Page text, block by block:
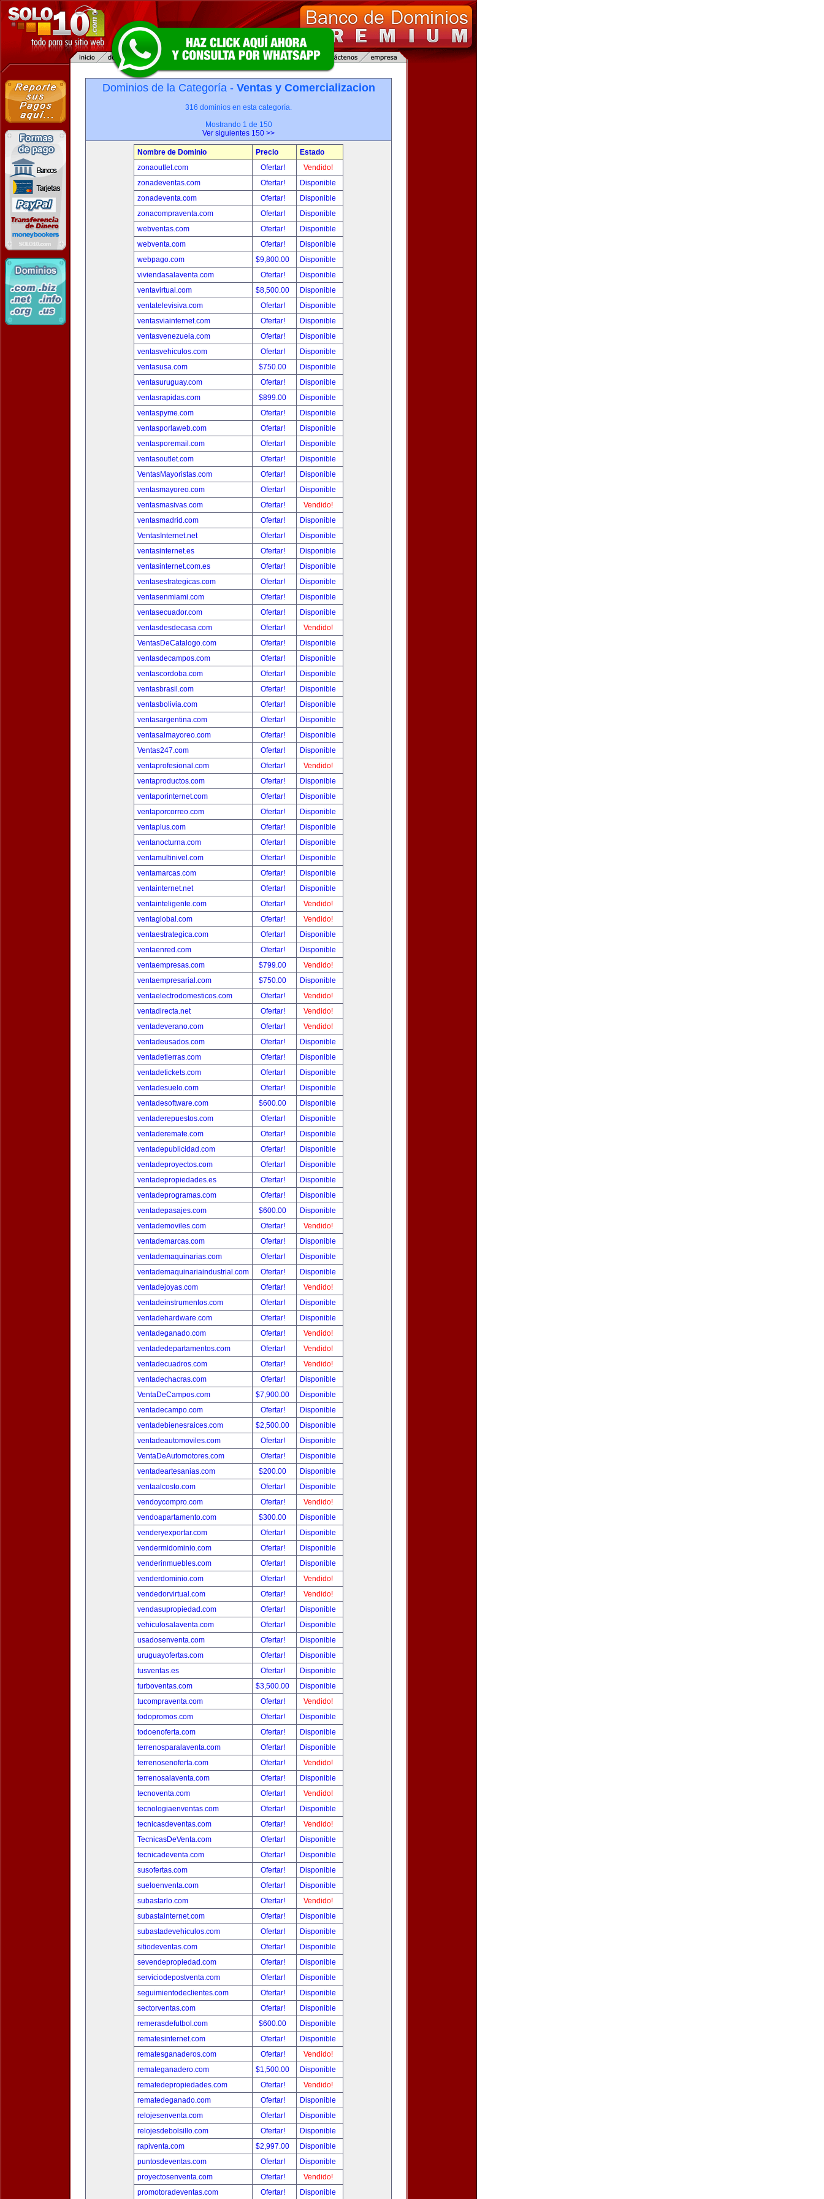
Dominios de la Categoría - Ventas y Comercializacion
316 dominios en esta categoría.
Mostrando 1 de 150
Ver siguientes 150 >>
Nombre de Dominio Precio
Estado
zonaoutlet.com
Ofertar!
Vendido!
zonadeventas.com
Ofertar!
Disponible
zonadeventa.com
Ofertar!
Disponible
zonacompraventa.com
Ofertar!
Disponible
webventas.com
Ofertar!
Disponible
webventa.com
Ofertar!
Disponible
webpago.com
$9,800.00
Disponible
viviendasalaventa.com
Ofertar!
Disponible
ventavirtual.com
$8,500.00
Disponible
ventatelevisiva.com
Ofertar!
Disponible
ventasviainternet.com
Ofertar!
Disponible
ventasvenezuela.com
Ofertar!
Disponible
ventasvehiculos.com
Ofertar!
Disponible
ventasusa.com
$750.00
Disponible
ventasuruguay.com
Ofertar!
Disponible
ventasrapidas.com
$899.00
Disponible
ventaspyme.com
Ofertar!
Disponible
ventasporlaweb.com
Ofertar!
Disponible
ventasporemail.com
Ofertar!
Disponible
ventasoutlet.com
Ofertar!
Disponible
VentasMayoristas.com
Ofertar!
Disponible
ventasmayoreo.com
Ofertar!
Disponible
ventasmasivas.com
Ofertar!
Vendido!
ventasmadrid.com
Ofertar!
Disponible
VentasInternet.net
Ofertar!
Disponible
ventasinternet.es
Ofertar!
Disponible
ventasinternet.com.es
Ofertar!
Disponible
ventasestrategicas.com
Ofertar!
Disponible
ventasenmiami.com
Ofertar!
Disponible
ventasecuador.com
Ofertar!
Disponible
ventasdesdecasa.com
Ofertar!
Vendido!
VentasDeCatalogo.com
Ofertar!
Disponible
ventasdecampos.com
Ofertar!
Disponible
ventascordoba.com
Ofertar!
Disponible
ventasbrasil.com
Ofertar!
Disponible
ventasbolivia.com
Ofertar!
Disponible
ventasargentina.com
Ofertar!
Disponible
ventasalmayoreo.com
Ofertar!
Disponible
Ventas247.com
Ofertar!
Disponible
ventaprofesional.com
Ofertar!
Vendido!
ventaproductos.com
Ofertar!
Disponible
ventaporinternet.com
Ofertar!
Disponible
ventaporcorreo.com
Ofertar!
Disponible
ventaplus.com
Ofertar!
Disponible
ventanocturna.com
Ofertar!
Disponible
ventamultinivel.com
Ofertar!
Disponible
ventamarcas.com
Ofertar!
Disponible
ventainternet.net
Ofertar!
Disponible
ventainteligente.com
Ofertar!
Vendido!
ventaglobal.com
Ofertar!
Vendido!
ventaestrategica.com
Ofertar!
Disponible
ventaenred.com
Ofertar!
Disponible
ventaempresas.com
$799.00
Vendido!
ventaempresarial.com
$750.00
Disponible
ventaelectrodomesticos.com
Ofertar!
Vendido!
ventadirecta.net
Ofertar!
Vendido!
ventadeverano.com
Ofertar!
Vendido!
ventadeusados.com
Ofertar!
Disponible
ventadetierras.com
Ofertar!
Disponible
ventadetickets.com
Ofertar!
Disponible
ventadesuelo.com
Ofertar!
Disponible
ventadesoftware.com
$600.00
Disponible
ventaderepuestos.com
Ofertar!
Disponible
ventaderemate.com
Ofertar!
Disponible
ventadepublicidad.com
Ofertar!
Disponible
ventadeproyectos.com
Ofertar!
Disponible
ventadepropiedades.es
Ofertar!
Disponible
ventadeprogramas.com
Ofertar!
Disponible
ventadepasajes.com
$600.00
Disponible
ventademoviles.com
Ofertar!
Vendido!
ventademarcas.com
Ofertar!
Disponible
ventademaquinarias.com
Ofertar!
Disponible
ventademaquinariaindustrial.com
Ofertar!
Disponible
ventadejoyas.com
Ofertar!
Vendido!
ventadeinstrumentos.com
Ofertar!
Disponible
ventadehardware.com
Ofertar!
Disponible
ventadeganado.com
Ofertar!
Vendido!
ventadedepartamentos.com
Ofertar!
Vendido!
ventadecuadros.com
Ofertar!
Vendido!
ventadechacras.com
Ofertar!
Disponible
VentaDeCampos.com
$7,900.00
Disponible
ventadecampo.com
Ofertar!
Disponible
ventadebienesraices.com
$2,500.00
Disponible
ventadeautomoviles.com
Ofertar!
Disponible
VentaDeAutomotores.com
Ofertar!
Disponible
ventadeartesanias.com
$200.00
Disponible
ventaalcosto.com
Ofertar!
Disponible
vendoycompro.com
Ofertar!
Vendido!
vendoapartamento.com
$300.00
Disponible
venderyexportar.com
Ofertar!
Disponible
vendermidominio.com
Ofertar!
Disponible
venderinmuebles.com
Ofertar!
Disponible
venderdominio.com
Ofertar!
Vendido!
vendedorvirtual.com
Ofertar!
Vendido!
vendasupropiedad.com
Ofertar!
Disponible
vehiculosalaventa.com
Ofertar!
Disponible
usadosenventa.com
Ofertar!
Disponible
uruguayofertas.com
Ofertar!
Disponible
tusventas.es
Ofertar!
Disponible
turboventas.com
$3,500.00
Disponible
tucompraventa.com
Ofertar!
Vendido!
todopromos.com
Ofertar!
Disponible
todoenoferta.com
Ofertar!
Disponible
terrenosparalaventa.com
Ofertar!
Disponible
terrenosenoferta.com
Ofertar!
Vendido!
terrenosalaventa.com
Ofertar!
Disponible
tecnoventa.com
Ofertar!
Vendido!
tecnologiaenventas.com
Ofertar!
Disponible
tecnicasdeventas.com
Ofertar!
Vendido!
TecnicasDeVenta.com
Ofertar!
Disponible
tecnicadeventa.com
Ofertar!
Disponible
susofertas.com
Ofertar!
Disponible
sueloenventa.com
Ofertar!
Disponible
subastarlo.com
Ofertar!
Vendido!
subastainternet.com
Ofertar!
Disponible
subastadevehiculos.com
Ofertar!
Disponible
sitiodeventas.com
Ofertar!
Disponible
sevendepropiedad.com
Ofertar!
Disponible
serviciodepostventa.com
Ofertar!
Disponible
seguimientodeclientes.com
Ofertar!
Disponible
sectorventas.com
Ofertar!
Disponible
remerasdefutbol.com
$600.00
Disponible
rematesinternet.com
Ofertar!
Disponible
rematesganaderos.com
Ofertar!
Vendido!
remateganadero.com
$1,500.00
Disponible
rematedepropiedades.com
Ofertar!
Vendido!
rematedeganado.com
Ofertar!
Disponible
relojesenventa.com
Ofertar!
Disponible
relojesdebolsillo.com
Ofertar!
Disponible
rapiventa.com
$2,997.00
Disponible
puntosdeventas.com
Ofertar!
Disponible
proyectosenventa.com
Ofertar!
Vendido!
promotoradeventas.com
Ofertar! Disponible